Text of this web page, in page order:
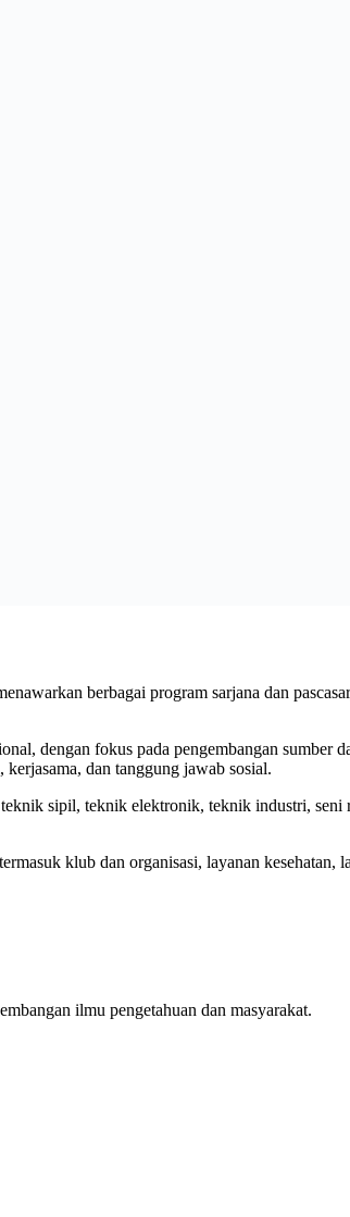
berbagai program sarjana dan
dengan fokus pada pengembangan sumber
dan tanggung jawab sosial.
sipil, teknik elektronik, teknik industri,
klub dan organisasi, layanan kesehatan,
ilmu pengetahuan dan masyarakat.